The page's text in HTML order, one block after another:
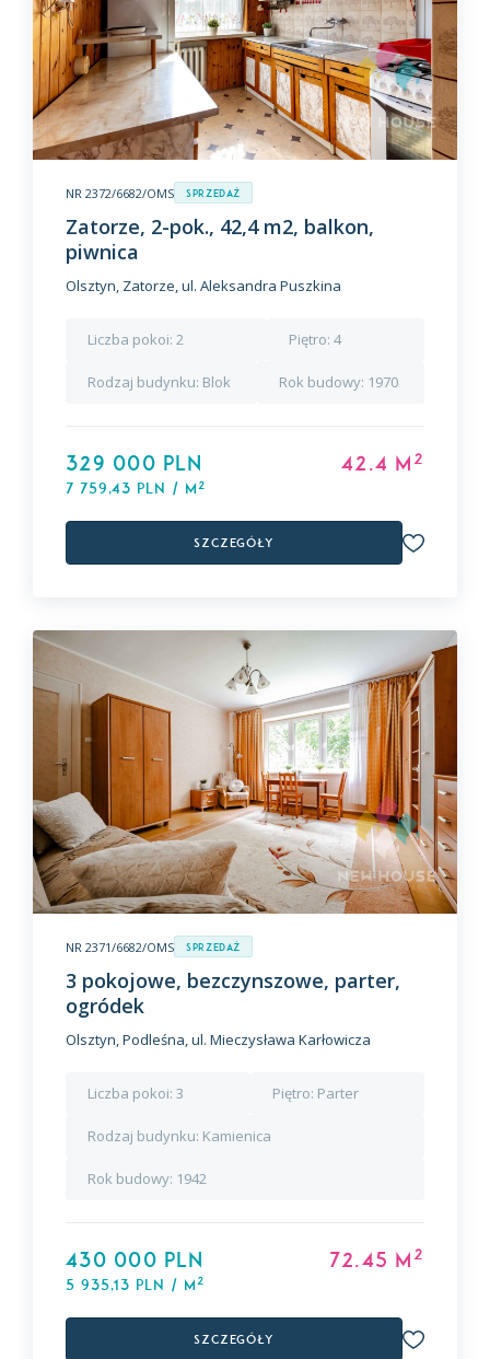
NR 2372/6682/OMS Sprzedaż
Zatorze, 2-pok., 42,4 m2, balkon,
piwnica
Olsztyn, Zatorze, ul. Aleksandra Puszkina
Liczba pokoi: 2 Piętro: 4
Rodzaj budynku: Blok Rok budowy: 1970
329 000 PLN
7 759,43 PLN / m2
42.4 m 2
Szczegóły
NR 2371/6682/OMS Sprzedaż
3 pokojowe, bezczynszowe, parter,
ogródek
Olsztyn, Podleśna, ul. Mieczysława Karłowicza
Liczba pokoi: 3 Piętro: Parter
Rodzaj budynku: Kamienica
Rok budowy: 1942
430 000 PLN
5 935,13 PLN / m2
72.45 m2
Szczegóły